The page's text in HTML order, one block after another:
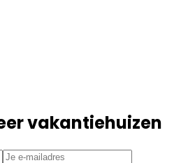
vakantiehuizen